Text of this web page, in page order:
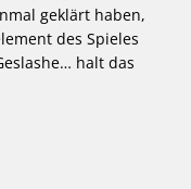
geklärt haben,
des Spieles
halt das